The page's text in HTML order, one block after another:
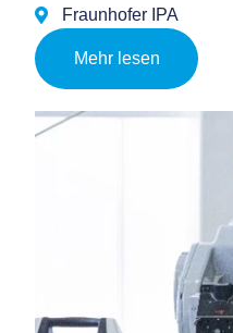
Fraunhofer IPA
Mehr lesen